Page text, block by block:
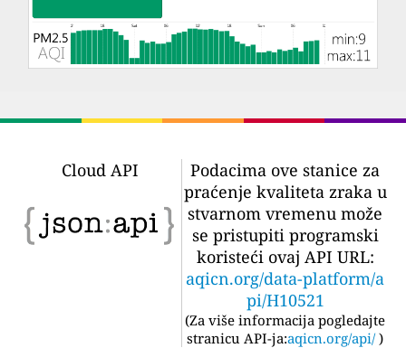
Cloud API
Podacima ove stanice za
praćenje kvaliteta zraka u
stvarnom vremenu može
se pristupiti programski
koristeći ovaj API URL:
aqicn.org/data-platform/a
pi/H10521
(Za više informacija pogledajte
stranicu API-ja:aqicn.org/api/ )